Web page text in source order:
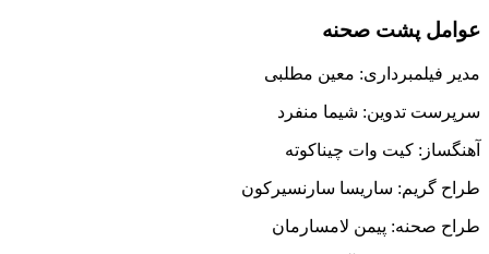
عوامل پشت صحنه
مدیر فیلمبرداری: معین مطلبی
سرپرست تدوین: شیما منفرد
آهنگساز: کیت وات چیناکوته
طراح گریم: ساریسا سارنسیرکون
طراح صحنه: پیمن لامسارمان